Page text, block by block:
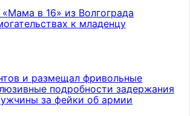
в 16» из Волгограда
к младенцу
и размещал фривольные
подробности задержания
за фейки об армии